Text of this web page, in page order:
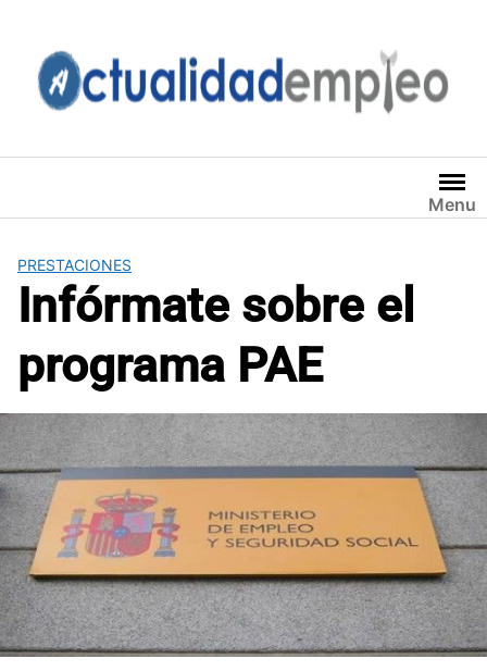
contenido
Menu
PRESTACIONES
Infórmate sobre el
programa PAE